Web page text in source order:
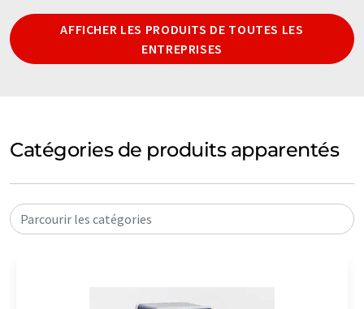
AFFICHER LES PRODUITS DE TOUTES LES
ENTREPRISES
Catégories de produits apparentés
Parcourir les catégories